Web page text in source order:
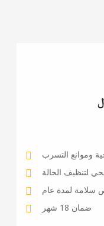
وموانع التسرب
لتنظيف الحالة
سلامة لمدة عام
ضمان 18 شهر